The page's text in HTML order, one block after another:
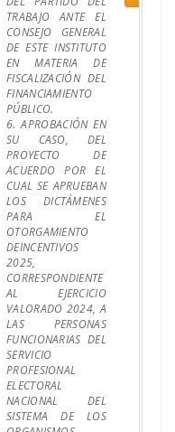
TRABAJO ANTE EL
CONSEJO GENERAL
DE ESTE INSTITUTO
EN MATERIA DE
FISCALIZACIÓN DEL
FINANCIAMIENTO
PÚBLICO.
6. APROBACIÓN EN
SU CASO, DEL
PROYECTO DE
ACUERDO POR EL
CUAL SE APRUEBAN
LOS DICTÁMENES
PARA EL
OTORGAMIENTO
DEINCENTIVOS
2025,
CORRESPONDIENTE
AL EJERCICIO
VALORADO 2024, A
LAS PERSONAS
FUNCIONARIAS DEL
SERVICIO
PROFESIONAL
ELECTORAL
NACIONAL DEL
SISTEMA DE LOS